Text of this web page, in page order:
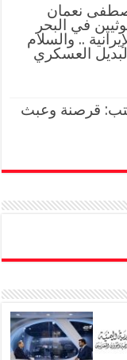
نعمان
في البحر
.. والسلام
العسكري
قرصنة وعبث